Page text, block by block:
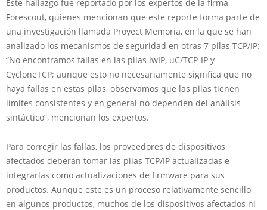
Este hallazgo fue reportado por los expertos de la firma
Forescout, quienes mencionan que este reporte forma parte de
una investigación llamada Proyect Memoria, en la que se han
analizado los mecanismos de seguridad en otras 7 pilas TCP/IP:
“No encontramos fallas en las pilas lwIP, uC/TCP-IP y
CycloneTCP; aunque esto no necesariamente significa que no
haya fallas en estas pilas, observamos que las pilas tienen
límites consistentes y en general no dependen del análisis
sintáctico”, mencionan los expertos.
Para corregir las fallas, los proveedores de dispositivos
afectados deberán tomar las pilas TCP/IP actualizadas e
integrarlas como actualizaciones de firmware para sus
productos. Aunque este es un proceso relativamente sencillo
en algunos productos, muchos de los dispositivos afectados ni